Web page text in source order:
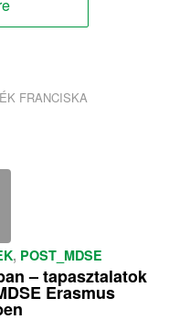
FRANCISKA
, POST_MDSE
– tapasztalatok
Erasmus